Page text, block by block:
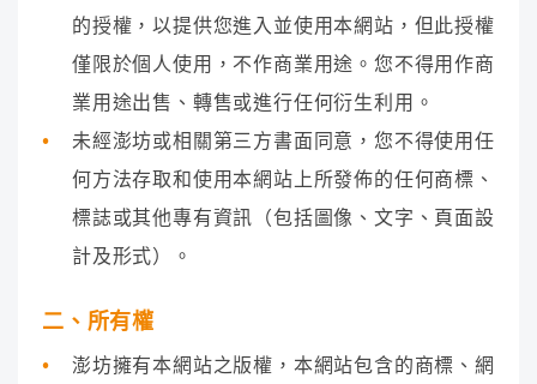
的授權，以提供您進入並使用本網站，但此授權
僅限於個人使用，不作商業用途。您不得用作商
業用途出售、轉售或進行任何衍生利用。
未經澎坊或相關第三方書面同意，您不得使用任
何方法存取和使用本網站上所發佈的任何商標、
標誌或其他專有資訊（包括圖像、文字、頁面設
計及形式）。
二、所有權
澎坊擁有本網站之版權，本網站包含的商標、網